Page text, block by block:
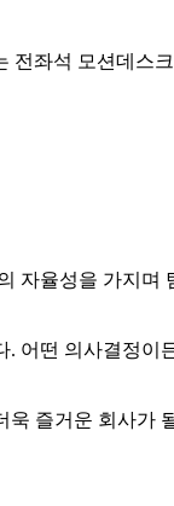
좌석 모션데스
자율성을 가지
어떤 의사결정
즐거운 회사가